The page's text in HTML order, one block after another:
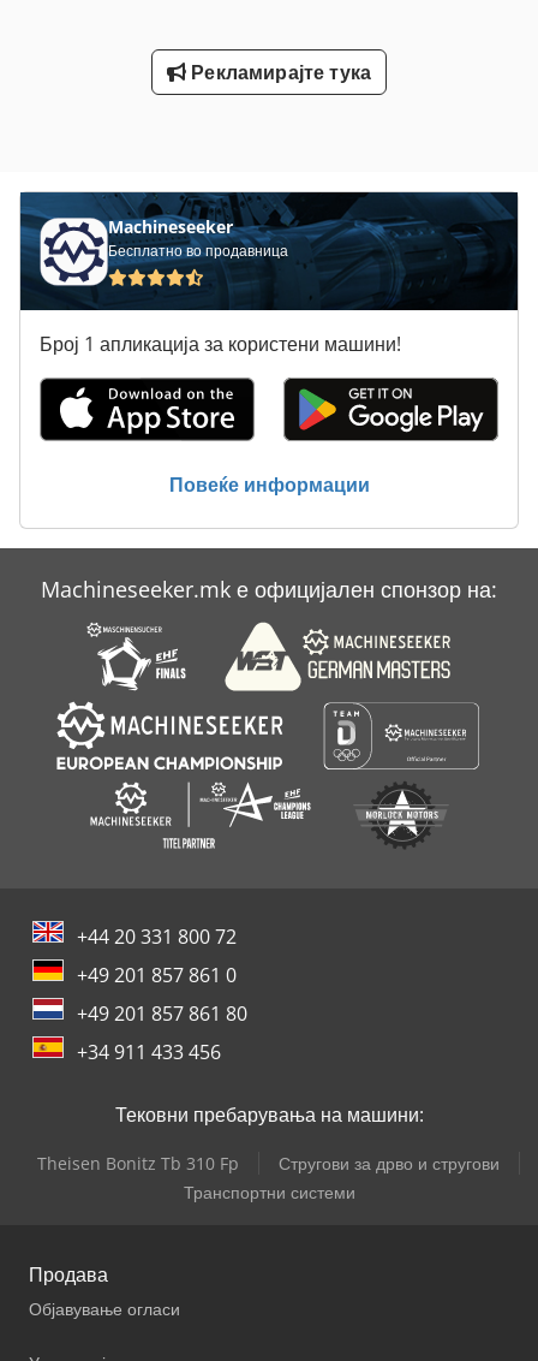
Рекламирајте тука
Machineseeker
Бесплатно во продавница
Број 1 апликација за користени машини!
Повеќе информации
Machineseeker.mk е официјален спонзор на:
+44 20 331 800 72
+49 201 857 861 0
+49 201 857 861 80
+34 911 433 456
Тековни пребарувања на машини:
Theisen Bonitz Tb 310 Fp
Стругови за дрво и стругови
Транспортни системи
Продава
Објавување огласи